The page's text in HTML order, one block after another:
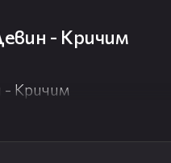
- Кричим
- Кричим